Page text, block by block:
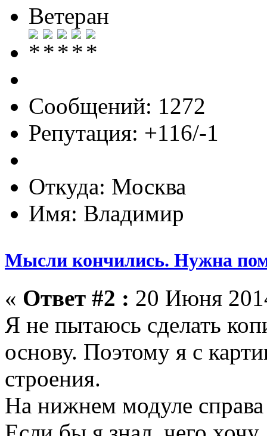
Ветеран
Сообщений: 1272
Репутация: +116/-1
Откуда: Москва
Имя: Владимир
Мысли кончились. Нужна
« Ответ #2 : 20 Июня
Я не пытаюсь сделать
основу. Поэтому я с
строения.
На нижнем модуле